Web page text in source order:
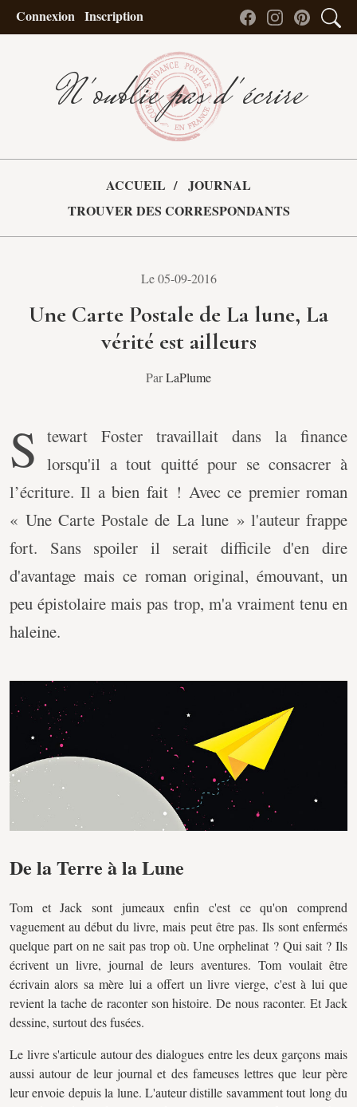
Connexion Inscription
N'oublie pas d'écrire
ACCUEIL
JOURNAL
TROUVER DES CORRESPONDANTS
Le 05-09-2016
Une Carte Postale de La lune, La
vérité est ailleurs
ParLaPlume
S tewart Foster travaillait dans la finance
lorsqu'il a tout quitté pour se consacrer à
l’écriture. Il a bien fait ! Avec ce premier roman
« Une Carte Postale de La lune » l'auteur frappe
fort. Sans spoiler il serait difficile d'en dire
d'avantage mais ce roman original, émouvant, un
peu épistolaire mais pas trop, m'a vraiment tenu en
haleine.
De la Terre à la Lune
Tom et Jack sont jumeaux enfin c'est ce qu'on comprend
vaguement au début du livre, mais peut être pas. Ils sont enfermés
quelque part on ne sait pas trop où. Une orphelinat ? Qui sait ? Ils
écrivent un livre, journal de leurs aventures. Tom voulait être
écrivain alors sa mère lui a offert un livre vierge, c'est à lui que
revient la tache de raconter son histoire. De nous raconter. Et Jack
dessine, surtout des fusées.
Le livre s'articule autour des dialogues entre les deux garçons mais
aussi autour de leur journal et des fameuses lettres que leur père
leur envoie depuis la lune. L'auteur distille savamment tout long du